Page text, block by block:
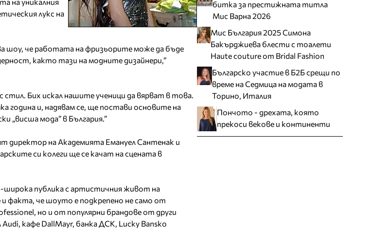
лукс на
шоу, че работата на фризьорите може да бъде
както тази на модните дизайнери,”
Бих искал нашите ученици да вярват в това.
година и, надявам се, ще постави основите на
„висша мода” в България.”
на Академията Емануел Сантенак и
си колеги ще се качат на сцената в
широка публика с артистичния живот на
факта, че шоуто е подкрепено не само от
но и от популярни брандове от други
кафе DallMayr, банка ДСК, Lucky Bansko
битка за престижната титла
Мис Варна 2026
Мис България 2025 Симона
Бакърджиева блести с тоалети
Haute couture от Bridal Fashion
Българско участие в Б2Б срещи по
време на Седмица на модата в
Торино, Италия
Пончото - дрехата, която
прекоси векове и континенти